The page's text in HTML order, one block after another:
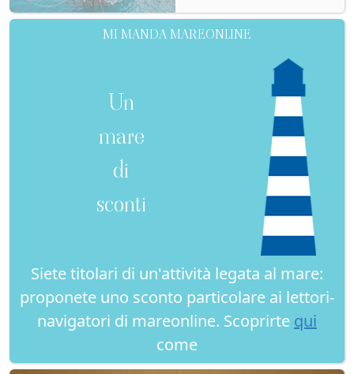
MI MANDA MAREONLINE
Un
mare
di
sconti
Siete titolari di un'attività legata al mare:
proponete uno sconto particolare ai lettori-
navigatori di mareonline. Scoprirte qui
come